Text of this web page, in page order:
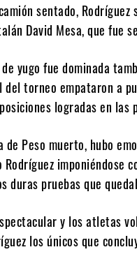
sentado, Rodríguez
David Mesa, que fue
yugo fue dominada
torneo empataron a
logradas en las
de Peso muerto, hubo
imponiéndose
duras pruebas que
y los atletas
los únicos que